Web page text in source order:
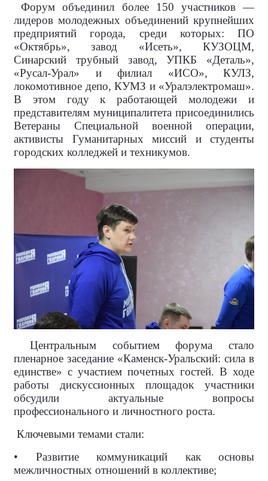
Форум объединил более 150 участников —
лидеров молодежных объединений крупнейших
предприятий города, среди которых: ПО
«Октябрь», завод «Исеть», КУЗОЦМ,
Синарский трубный завод, УПКБ «Деталь»,
«Русал-Урал» и филиал «ИСО», КУЛЗ,
локомотивное депо, КУМЗ и «Уралэлектромаш».
В этом году к работающей молодежи и
представителям муниципалитета присоединились
Ветераны Специальной военной операции,
активисты Гуманитарных миссий и студенты
городских колледжей и техникумов.
Центральным событием форума стало
пленарное заседание «Каменск-Уральский: сила в
единстве» с участием почетных гостей. В ходе
работы дискуссионных площадок участники
обсудили актуальные вопросы
профессионального и личностного роста.
Ключевыми темами стали:
• Развитие коммуникаций как основы
межличностных отношений в коллективе;